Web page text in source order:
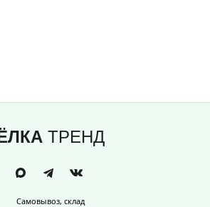
ТРЕНД
Самовывоз, склад